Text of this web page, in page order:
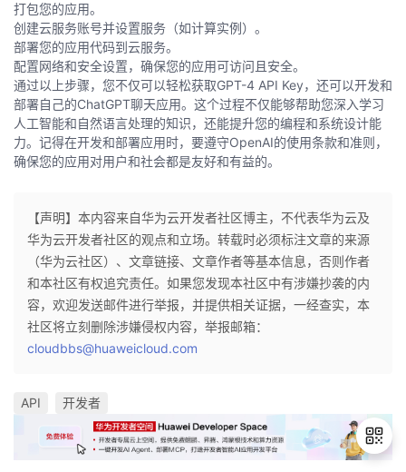
打包您的应用。
创建云服务账号并设置服务（如计算实例）。
部署您的应用代码到云服务。
配置网络和安全设置，确保您的应用可访问且安全。
通过以上步骤，您不仅可以轻松获取GPT-4 API Key，还可以开发和
部署自己的ChatGPT聊天应用。这个过程不仅能够帮助您深入学习
人工智能和自然语言处理的知识，还能提升您的编程和系统设计能
力。记得在开发和部署应用时，要遵守OpenAI的使用条款和准则，
确保您的应用对用户和社会都是友好和有益的。
【声明】本内容来自华为云开发者社区博主，不代表华为云及
华为云开发者社区的观点和立场。转载时必须标注文章的来源
（华为云社区）、文章链接、文章作者等基本信息，否则作者
和本社区有权追究责任。如果您发现本社区中有涉嫌抄袭的内
容，欢迎发送邮件进行举报，并提供相关证据，一经查实，本
社区将立刻删除涉嫌侵权内容，举报邮箱：
cloudbbs@huaweicloud.com
API 开发者